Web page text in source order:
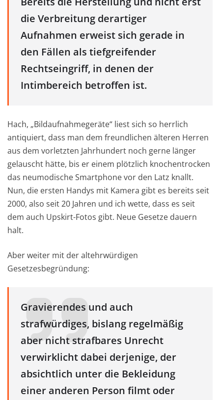
die Verbreitung derartiger
Aufnahmen erweist sich gerade in
den Fällen als tiefgreifender
Rechtseingriff, in denen der
Intimbereich betroffen ist.
Hach, „Bildaufnahmegeräte“ liest sich so herrlich
antiquiert, dass man dem freundlichen älteren Herren
aus dem vorletzten Jahrhundert noch gerne länger
gelauscht hätte, bis er einem plötzlich knochentrocken
das neumodische Smartphone vor den Latz knallt.
Nun, die ersten Handys mit Kamera gibt es bereits seit
2000, also seit 20 Jahren und ich wette, dass es seit
dem auch Upskirt-Fotos gibt. Neue Gesetze dauern
halt.
Aber weiter mit der altehrwürdigen
Gesetzesbegründung:
Gravierendes und auch
strafwürdiges, bislang regelmäßig
aber nicht strafbares Unrecht
verwirklicht dabei derjenige, der
absichtlich unter die Bekleidung
einer anderen Person filmt oder